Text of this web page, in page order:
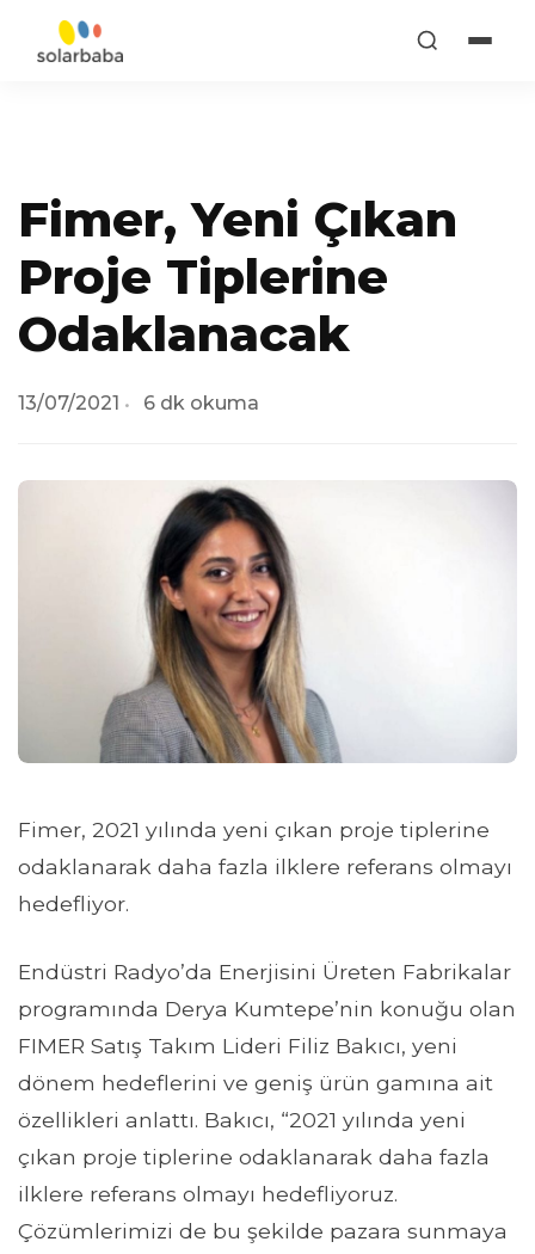
Fimer, Yeni Çıkan
Proje Tiplerine
Odaklanacak
13/07/2021 6 dk okuma
Fimer, 2021 yılında yeni çıkan proje tiplerine
odaklanarak daha fazla ilklere referans olmayı
hedefliyor.
Endüstri Radyo’da Enerjisini Üreten Fabrikalar
programında Derya Kumtepe’nin konuğu olan
FIMER Satış Takım Lideri Filiz Bakıcı, yeni
dönem hedeflerini ve geniş ürün gamına ait
özellikleri anlattı. Bakıcı, “2021 yılında yeni
çıkan proje tiplerine odaklanarak daha fazla
ilklere referans olmayı hedefliyoruz.
Çözümlerimizi de bu şekilde pazara sunmaya